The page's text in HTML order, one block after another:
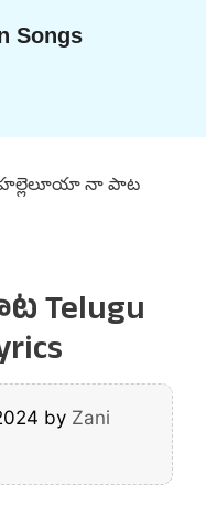
Songs
నా పాట
by Zani